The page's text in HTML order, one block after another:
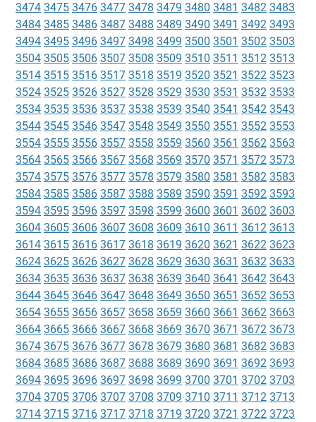
3474 3475 3476 3477 3478 3479 3480 3481 3482 3483
3484 3485 3486 3487 3488 3489 3490 3491 3492 3493
3494 3495 3496 3497 3498 3499 3500 3501 3502 3503
3504 3505 3506 3507 3508 3509 3510 3511 3512 3513
3514 3515 3516 3517 3518 3519 3520 3521 3522 3523
3524 3525 3526 3527 3528 3529 3530 3531 3532 3533
3534 3535 3536 3537 3538 3539 3540 3541 3542 3543
3544 3545 3546 3547 3548 3549 3550 3551 3552 3553
3554 3555 3556 3557 3558 3559 3560 3561 3562 3563
3564 3565 3566 3567 3568 3569 3570 3571 3572 3573
3574 3575 3576 3577 3578 3579 3580 3581 3582 3583
3584 3585 3586 3587 3588 3589 3590 3591 3592 3593
3594 3595 3596 3597 3598 3599 3600 3601 3602 3603
3604 3605 3606 3607 3608 3609 3610 3611 3612 3613
3614 3615 3616 3617 3618 3619 3620 3621 3622 3623
3624 3625 3626 3627 3628 3629 3630 3631 3632 3633
3634 3635 3636 3637 3638 3639 3640 3641 3642 3643
3644 3645 3646 3647 3648 3649 3650 3651 3652 3653
3654 3655 3656 3657 3658 3659 3660 3661 3662 3663
3664 3665 3666 3667 3668 3669 3670 3671 3672 3673
3674 3675 3676 3677 3678 3679 3680 3681 3682 3683
3684 3685 3686 3687 3688 3689 3690 3691 3692 3693
3694 3695 3696 3697 3698 3699 3700 3701 3702 3703
3704 3705 3706 3707 3708 3709 3710 3711 3712 3713
3714 3715 3716 3717 3718 3719 3720 3721 3722 3723